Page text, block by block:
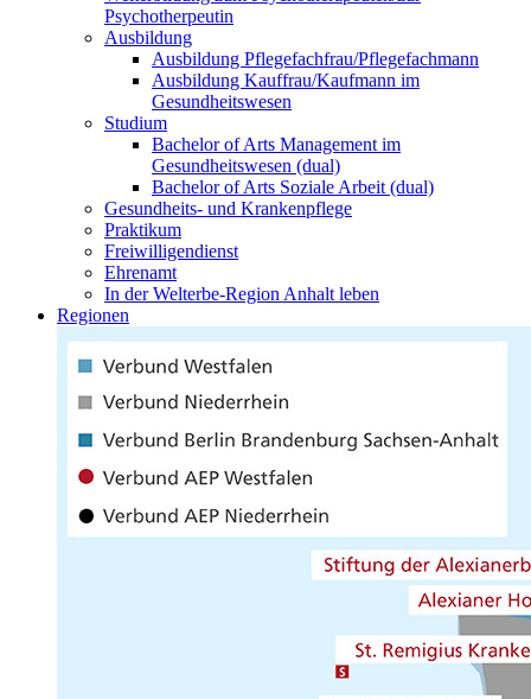
Psychotherpeutin
Ausbildung
Ausbildung Pflegefachfrau/Pflegefachmann
Ausbildung Kauffrau/Kaufmann im
Gesundheitswesen
Studium
Bachelor of Arts Management im
Gesundheitswesen (dual)
Bachelor of Arts Soziale Arbeit (dual)
Gesundheits- und Krankenpflege
Praktikum
Freiwilligendienst
Ehrenamt
In der Welterbe-Region Anhalt leben
Regionen